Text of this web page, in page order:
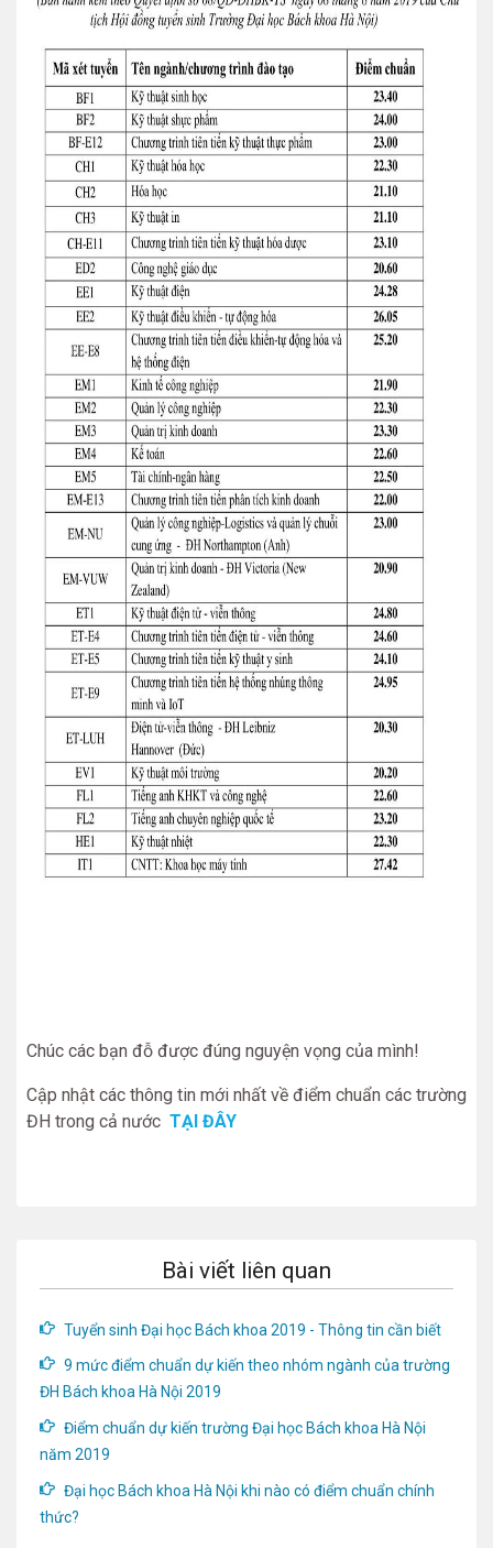
Chúc các bạn đỗ được đúng nguyện vọng của mình!
Cập nhật các thông tin mới nhất về điểm chuẩn các trường
ĐH trong cả nước TẠI ĐÂY
Bài viết liên quan
Tuyển sinh Đại học Bách khoa 2019 - Thông tin cần biết
9 mức điểm chuẩn dự kiến theo nhóm ngành của trường
ĐH Bách khoa Hà Nội 2019
Điểm chuẩn dự kiến trường Đại học Bách khoa Hà Nội
năm 2019
Đại học Bách khoa Hà Nội khi nào có điểm chuẩn chính
thức?